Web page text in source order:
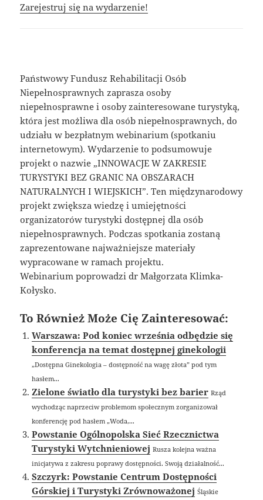
Zarejestruj się na wydarzenie!
Państwowy Fundusz Rehabilitacji Osób
Niepełnosprawnych zaprasza osoby
niepełnosprawne i osoby zainteresowane turystyką,
która jest możliwa dla osób niepełnosprawnych, do
udziału w bezpłatnym webinarium (spotkaniu
internetowym). Wydarzenie to podsumowuje
projekt o nazwie „INNOWACJE W ZAKRESIE
TURYSTYKI BEZ GRANIC NA OBSZARACH
NATURALNYCH I WIEJSKICH”. Ten międzynarodowy
projekt zwiększa wiedzę i umiejętności
organizatorów turystyki dostępnej dla osób
niepełnosprawnych. Podczas spotkania zostaną
zaprezentowane najważniejsze materiały
wypracowane w ramach projektu.
Webinarium poprowadzi dr Małgorzata Klimka-
Kołysko.
To Również Może Cię Zainteresować:
Warszawa: Pod koniec września odbędzie się
konferencja na temat dostępnej ginekologii
„Dostępna Ginekologia – dostępność na wagę złota” pod tym
hasłem...
Zielone światło dla turystyki bez barier Rząd
wychodząc naprzeciw problemom społecznym zorganizował
konferencję pod hasłem „Woda,...
Powstanie Ogólnopolska Sieć Rzecznictwa
Turystyki Wytchnieniowej Rusza kolejna ważna
inicjatywa z zakresu poprawy dostępności. Swoją działalność...
Szczyrk: Powstanie Centrum Dostępności
Górskiej i Turystyki Zrównoważonej Śląskie